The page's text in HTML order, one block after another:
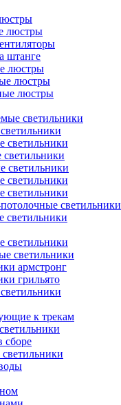
люстры
штанге
люстры
люстры
люстры
светильники
светильники
светильники
светильники
светильники
светильники
светильники
светильники
светильники
армстронг
грильято
к трекам
сборе